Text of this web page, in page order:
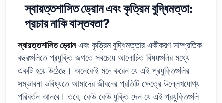
স্বায়ত্তশাসিত ড্রোন এবং কৃত্রিম বুদ্ধিমত্তা:
প্রচার নাকি বাস্তবতা?
স্বায়ত্তশাসিত ড্রোনএবং কৃত্রিম বুদ্ধিমত্তার একীকরণ সাম্প্রতিক
বছরগুলিতে প্রযুক্তি জগতে সবচেয়ে আলোচিত বিষয়গুলির মধ্যে
একটি হয়ে উঠেছে। অনেকেই মনে করেন যে এই প্রযুক্তিগুলির
সম্ভাবনা ভবিষ্যতে আমাদের জীবনের প্রতিটি ক্ষেত্রে উল্লেখযোগ্য
পরিবর্তন আনবে। তবে, কেউ কেউ যুক্তি দেন যে এই প্রযুক্তিগুলি